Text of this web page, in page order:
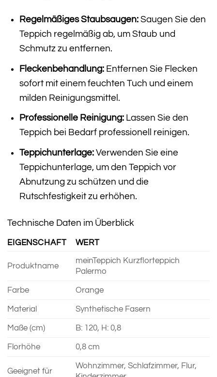
Regelmäßiges Staubsaugen:Saugen Sie den
Teppich regelmäßig ab, um Staub und
Schmutz zu entfernen.
Fleckenbehandlung:Entfernen Sie Flecken
sofort mit einem feuchten Tuch und einem
milden Reinigungsmittel.
Professionelle Reinigung:Lassen Sie den
Teppich bei Bedarf professionell reinigen.
Teppichunterlage:Verwenden Sie eine
Teppichunterlage, um den Teppich vor
Abnutzung zu schützen und die
Rutschfestigkeit zu erhöhen.
Technische Daten im Überblick
EIGENSCHAFT WERT
Produktname
meinTeppich Kurzflorteppich
Palermo
Farbe Orange
Material Synthetische Fasern
Maße (cm) B: 120, H: 0,8
Florhöhe 0,8 cm
Geeignet für
Wohnzimmer, Schlafzimmer, Flur,